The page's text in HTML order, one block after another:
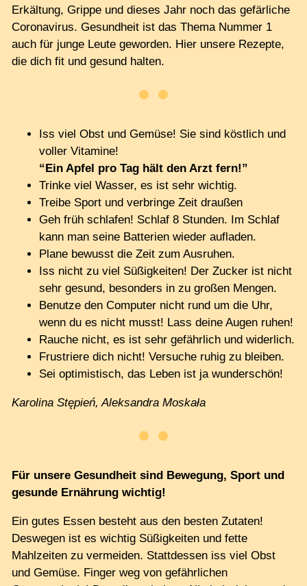
Erkältung, Grippe und dieses Jahr noch das gefärliche
Coronavirus. Gesundheit ist das Thema Nummer 1
auch für junge Leute geworden. Hier unsere Rezepte,
die dich fit und gesund halten.
Iss viel Obst und Gemüse! Sie sind köstlich und
voller Vitamine!
“Ein Apfel pro Tag hält den Arzt fern!”
Trinke viel Wasser, es ist sehr wichtig.
Treibe Sport und verbringe Zeit draußen
Geh früh schlafen! Schlaf 8 Stunden. Im Schlaf
kann man seine Batterien wieder aufladen.
Plane bewusst die Zeit zum Ausruhen.
Iss nicht zu viel Süßigkeiten! Der Zucker ist nicht
sehr gesund, besonders in zu großen Mengen.
Benutze den Computer nicht rund um die Uhr,
wenn du es nicht musst! Lass deine Augen ruhen!
Rauche nicht, es ist sehr gefährlich und widerlich.
Frustriere dich nicht! Versuche ruhig zu bleiben.
Sei optimistisch, das Leben ist ja wunderschön!
Karolina Stępień, Aleksandra Moskała
Für unsere Gesundheit sind Bewegung, Sport und
gesunde Ernährung wichtig!
Ein gutes Essen besteht aus den besten Zutaten!
Deswegen ist es wichtig Süßigkeiten und fette
Mahlzeiten zu vermeiden. Stattdessen iss viel Obst
und Gemüse. Finger weg von gefährlichen